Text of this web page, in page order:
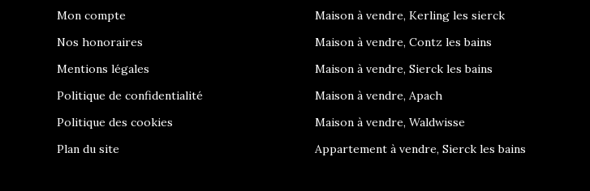
Mon compte
Nos honoraires
Mentions légales
Politique de confidentialité
Politique des cookies
Plan du site
Maison à vendre, Kerling les sierck
Maison à vendre, Contz les bains
Maison à vendre, Sierck les bains
Maison à vendre, Apach
Maison à vendre, Waldwisse
Appartement à vendre, Sierck les bains